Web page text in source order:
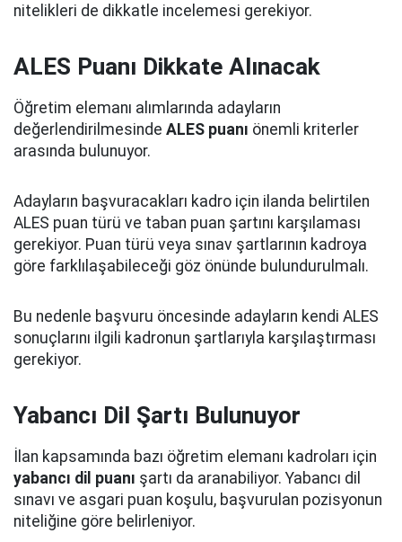
nitelikleri de dikkatle incelemesi gerekiyor.
ALES Puanı Dikkate Alınacak
Öğretim elemanı alımlarında adayların
değerlendirilmesinde ALES puanı önemli kriterler
arasında bulunuyor.
Adayların başvuracakları kadro için ilanda belirtilen
ALES puan türü ve taban puan şartını karşılaması
gerekiyor. Puan türü veya sınav şartlarının kadroya
göre farklılaşabileceği göz önünde bulundurulmalı.
Bu nedenle başvuru öncesinde adayların kendi ALES
sonuçlarını ilgili kadronun şartlarıyla karşılaştırması
gerekiyor.
Yabancı Dil Şartı Bulunuyor
İlan kapsamında bazı öğretim elemanı kadroları için
yabancı dil puanı şartı da aranabiliyor. Yabancı dil
sınavı ve asgari puan koşulu, başvurulan pozisyonun
niteliğine göre belirleniyor.